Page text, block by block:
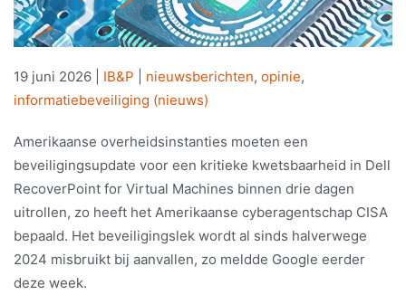
19 juni 2026 IB&P nieuwsberichten, opinie,
informatiebeveiliging (nieuws)
Amerikaanse overheidsinstanties moeten een
beveiligingsupdate voor een kritieke kwetsbaarheid in Dell
RecoverPoint for Virtual Machines binnen drie dagen
uitrollen, zo heeft het Amerikaanse cyberagentschap CISA
bepaald. Het beveiligingslek wordt al sinds halverwege
2024 misbruikt bij aanvallen, zo meldde Google eerder
deze week.